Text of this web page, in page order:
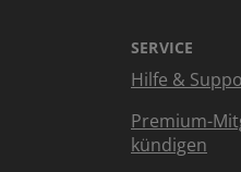
SERVICE
Hilfe &
Premium-
kündigen